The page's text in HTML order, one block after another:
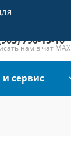
790-15-10
продаж
790-15-10
нам в чат MAX
и сервис